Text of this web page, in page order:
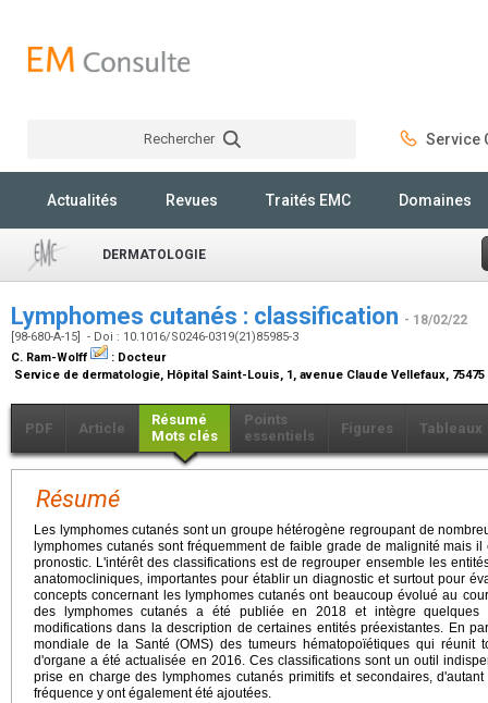
Rechercher Service
Actualités Revues Traités EMC Domaines
DERMATOLOGIE
Lymphomes cutanés : classification - 18/02/22
[98-680-A-15] - Doi : 10.1016/S0246-0319(21)85985-3
C. Ram-Wolff
: Docteur
Service de dermatologie, Hôpital Saint-Louis, 1, avenue Claude Vellefaux,
PDF Article
Résumé
Mots clés
Points
essentiels
Figures Tableaux
Résumé
Les lymphomes cutanés sont un groupe hétérogène regroupant de
lymphomes cutanés sont fréquemment de faible grade de malignité mais
pronostic. L'intérêt des classifications est de regrouper ensemble les
anatomocliniques, importantes pour établir un diagnostic et surtout pour
concepts concernant les lymphomes cutanés ont beaucoup évolué au
des lymphomes cutanés a été publiée en 2018 et intègre quelques
modifications dans la description de certaines entités préexistantes. En
mondiale de la Santé (OMS) des tumeurs hématopoïétiques qui réunit
d'organe a été actualisée en 2016. Ces classifications sont un outil
prise en charge des lymphomes cutanés primitifs et secondaires,
fréquence y ont également été ajoutées.